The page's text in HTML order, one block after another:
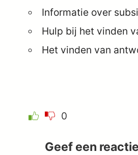
Informatie over
Hulp bij het vinden
Het vinden van
0
Geef een reactie